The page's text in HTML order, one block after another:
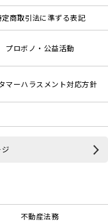
定商取引法に準ずる表記
プロボノ・公益活動
マーハラスメント対応方針
不動産法務